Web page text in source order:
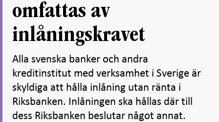
omfattas av
inlåningskravet
Alla svenska banker och andra
kreditinstitut med verksamhet i Sverige är
skyldiga att hålla inlåning utan ränta i
Riksbanken. Inlåningen ska hållas där till
dess Riksbanken beslutar något annat.